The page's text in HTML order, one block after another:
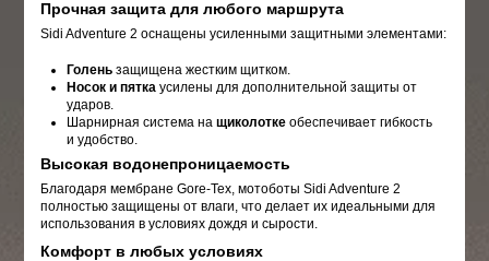
Прочная защита для любого маршрута
Sidi Adventure 2 оснащены усиленными защитными элементами:
Голень защищена жестким щитком.
Носок и пятка усилены для дополнительной защиты от
ударов.
Шарнирная система нащиколотке обеспечивает гибкость
и удобство.
Высокая водонепроницаемость
Благодаря мембране Gore-Tex, мотоботы Sidi Adventure 2
полностью защищены от влаги, что делает их идеальными для
использования в условиях дождя и сырости.
Комфорт в любых условиях